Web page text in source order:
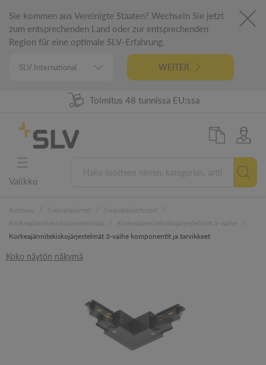
Sie kommen aus Vereinigte Staaten? Wechseln Sie jetzt
zum entsprechenden Land oder zur entsprechenden
Region für eine optimale SLV-Erfahrung.
WEITER
5 vuoden takuu
Saksalainen tekniikka
Toimitus 48 tunnissa EU:ssa
98 %:n tuotevalikoima
Valikko
Korkeajännitekiskojärjestelmät 3-vaihe komponentit ja tarvikkeet
Koko näytön näkymä